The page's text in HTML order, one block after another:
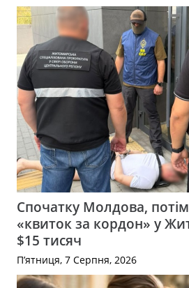
Спочатку Молдова,
«квиток за кордон» у
$15 тисяч
П’ятниця, 7 Серпня, 2026